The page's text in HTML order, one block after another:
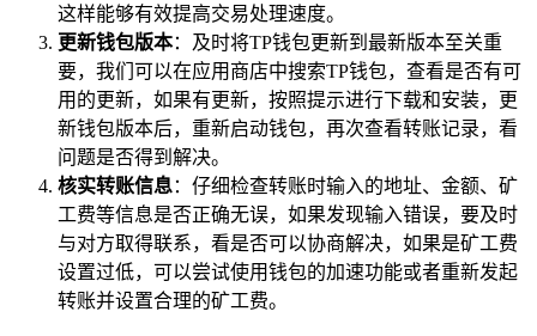
这样能够有效提高交易处理速度。
更新钱包版本：及时将TP钱包更新到最新版本至关重
要，我们可以在应用商店中搜索TP钱包，查看是否有可
用的更新，如果有更新，按照提示进行下载和安装，更
新钱包版本后，重新启动钱包，再次查看转账记录，看
问题是否得到解决。
核实转账信息：仔细检查转账时输入的地址、金额、矿
工费等信息是否正确无误，如果发现输入错误，要及时
与对方取得联系，看是否可以协商解决，如果是矿工费
设置过低，可以尝试使用钱包的加速功能或者重新发起
转账并设置合理的矿工费。